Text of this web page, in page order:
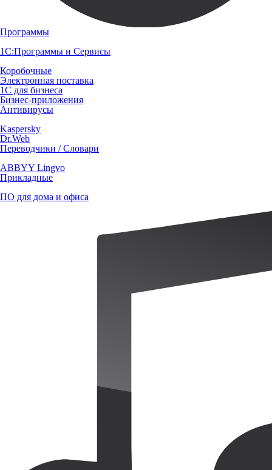
Программы
1С:Программы и Сервисы
Коробочные
Электронная поставка
1С для бизнеса
Бизнес-приложения
Антивирусы
Kaspersky
Dr.Web
Переводчики / Словари
ABBYY Lingvo
Прикладные
ПО для дома и офиса